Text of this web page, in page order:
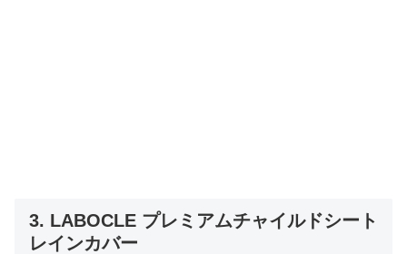
3. LABOCLE プレミアムチャイルドシート
レインカバー